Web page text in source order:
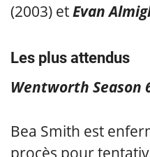
(2003) etEvan
Les plus attendus
Wentworth Season
Bea Smith est
procès pour